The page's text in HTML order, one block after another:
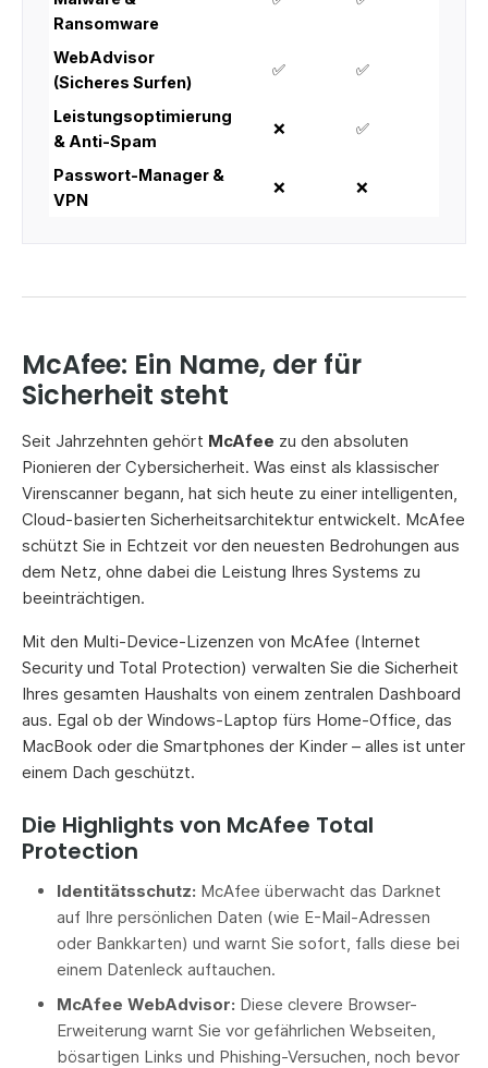
Ransomware
WebAdvisor
(Sicheres Surfen)
✅ ✅
Leistungsoptimierung
& Anti-Spam
❌ ✅
Passwort-Manager &
VPN
❌ ❌
McAfee: Ein Name, der für
Sicherheit steht
Seit Jahrzehnten gehört McAfee zu den absoluten
Pionieren der Cybersicherheit. Was einst als klassischer
Virenscanner begann, hat sich heute zu einer intelligenten,
Cloud-basierten Sicherheitsarchitektur entwickelt. McAfee
schützt Sie in Echtzeit vor den neuesten Bedrohungen aus
dem Netz, ohne dabei die Leistung Ihres Systems zu
beeinträchtigen.
Mit den Multi-Device-Lizenzen von McAfee (Internet
Security und Total Protection) verwalten Sie die Sicherheit
Ihres gesamten Haushalts von einem zentralen Dashboard
aus. Egal ob der Windows-Laptop fürs Home-Office, das
MacBook oder die Smartphones der Kinder – alles ist unter
einem Dach geschützt.
Die Highlights von McAfee Total
Protection
Identitätsschutz: McAfee überwacht das Darknet
auf Ihre persönlichen Daten (wie E-Mail-Adressen
oder Bankkarten) und warnt Sie sofort, falls diese bei
einem Datenleck auftauchen.
McAfee WebAdvisor: Diese clevere Browser-
Erweiterung warnt Sie vor gefährlichen Webseiten,
bösartigen Links und Phishing-Versuchen, noch bevor